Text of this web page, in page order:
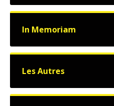
In Memoriam
Les Autres